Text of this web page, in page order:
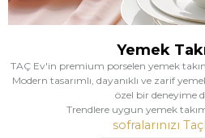
Yemek
TAÇ Ev'in premium porselen yemek
Modern tasarımlı, dayanıklı ve zarif
özel bir deneyime
Trendlere uygun yemek
sofralarınızı